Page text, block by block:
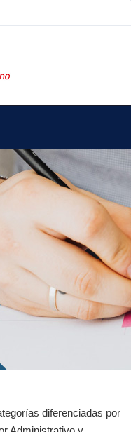
diferenciadas por